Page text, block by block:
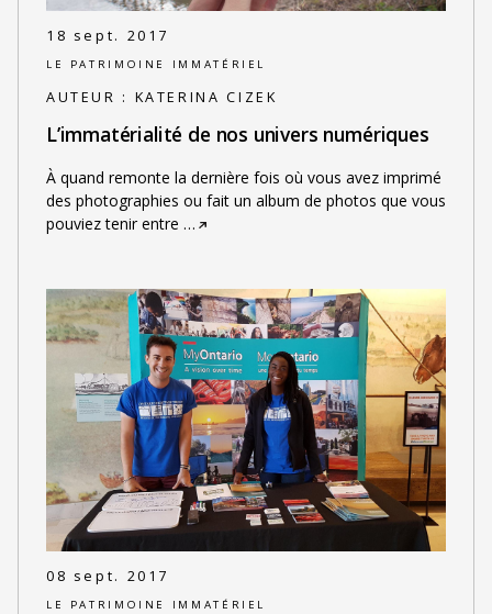
18 sept. 2017
LE PATRIMOINE IMMATÉRIEL
AUTEUR : KATERINA CIZEK
L’immatérialité de nos univers numériques
À quand remonte la dernière fois où vous avez imprimé
des photographies ou fait un album de photos que vous
pouviez tenir entre …
08 sept. 2017
LE PATRIMOINE IMMATÉRIEL